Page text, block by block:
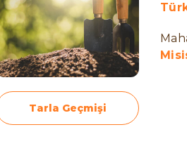
Tarla Geçmişi